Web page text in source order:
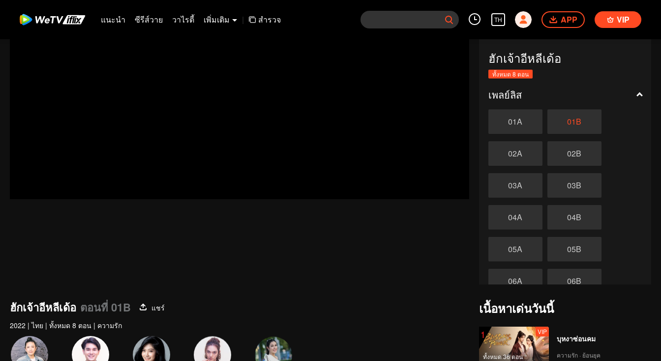
แนะนำ ซีรีส์วาย วาไรตี้ เพิ่มเติม | สำรวจ TH APP VIP
ฮักเจ้าอีหลีเด้อ
ทั้งหมด 8 ตอน
เพลย์ลิส
01A 01B
02A 02B
03A 03B
04A 04B
05A 05B
06A 06B
07A
08A 08B
ตอนจบ
ฮักเจ้าอีหลีเด้อ ตอนที่ 01B
แชร์
2022 | ไทย | ทั้งหมด 8 ตอน | ความรัก
เนื้อหาเด่นวันนี้
1
ทั้งหมด 36 ตอน
VIP
บุหงาซ่อนคม
ความรัก · ย้อนยุค